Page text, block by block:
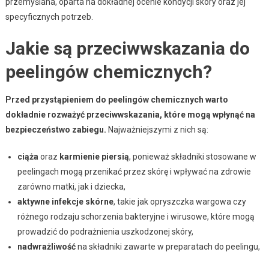
specyficznych potrzeb.
Jakie są przeciwwskazania do
peelingów chemicznych?
Przed przystąpieniem do peelingów chemicznych warto
dokładnie rozważyć przeciwwskazania, które mogą wpłynąć na
bezpieczeństwo zabiegu. Najważniejszymi z nich są:
ciąża oraz karmienie piersią, ponieważ składniki stosowane w
peelingach mogą przenikać przez skórę i wpływać na zdrowie
zarówno matki, jak i dziecka,
aktywne infekcje skórne, takie jak opryszczka wargowa czy
różnego rodzaju schorzenia bakteryjne i wirusowe, które mogą
prowadzić do podrażnienia uszkodzonej skóry,
nadwrażliwośćna składniki zawarte w preparatach do peelingu,